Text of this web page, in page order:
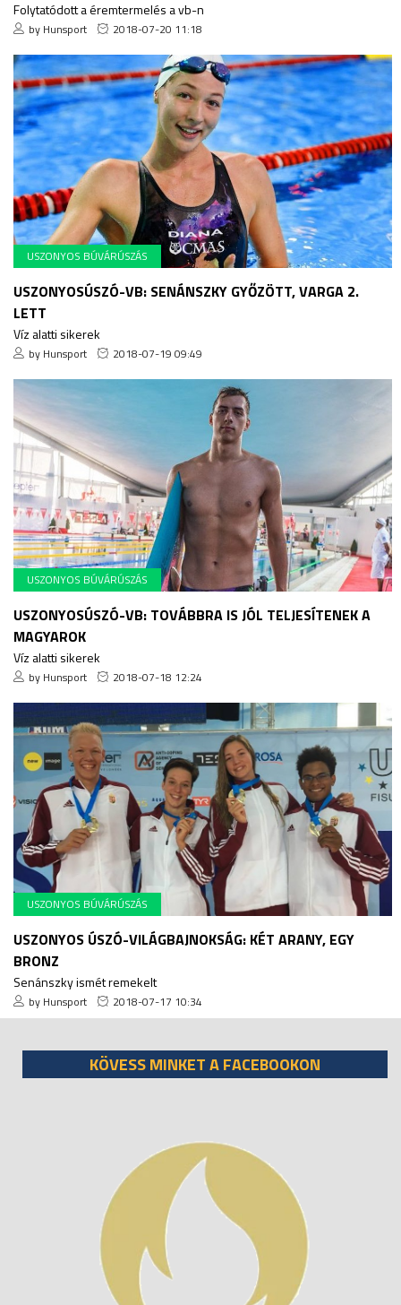
Folytatódott a éremtermelés a vb-n
by Hunsport 2018-07-20 11:18
USZONYOS BÚVÁRÚSZÁS
USZONYOSÚSZÓ-VB: SENÁNSZKY GYŐZÖTT, VARGA 2.
LETT
Víz alatti sikerek
by Hunsport 2018-07-19 09:49
USZONYOS BÚVÁRÚSZÁS
USZONYOSÚSZÓ-VB: TOVÁBBRA IS JÓL TELJESÍTENEK A
MAGYAROK
Víz alatti sikerek
by Hunsport 2018-07-18 12:24
USZONYOS BÚVÁRÚSZÁS
USZONYOS ÚSZÓ-VILÁGBAJNOKSÁG: KÉT ARANY, EGY
BRONZ
Senánszky ismét remekelt
by Hunsport 2018-07-17 10:34
KÖVESS MINKET A FACEBOOKON